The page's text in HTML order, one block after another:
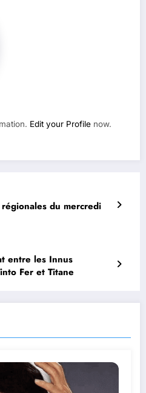
Edit your Profile now.
du mercredi
entre les Innus
Fer et Titane